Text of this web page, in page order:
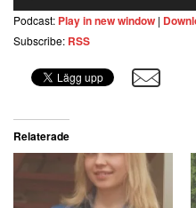
Podcast: Play in new window |
Subscribe: RSS
Relaterade